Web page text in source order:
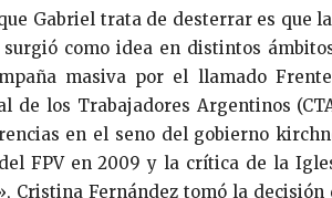
Gabriel trata de desterrar es que
surgió como idea en distintos
masiva por el llamado
de los Trabajadores Argentinos
en el seno del gobierno
FPV en 2009 y la crítica de la
Cristina Fernández tomó la